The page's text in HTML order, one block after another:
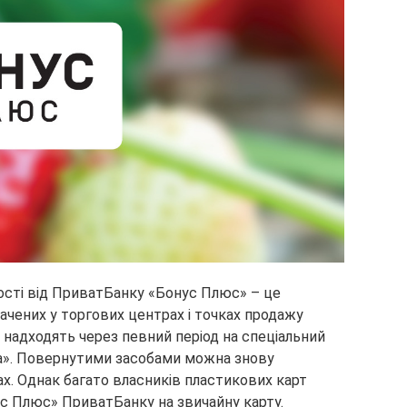
від ПриватБанку «Бонус Плюс» – це
у торгових центрах і точках продажу
через певний період на спеціальний
Повернутими засобами можна знову
Однак багато власників пластикових карт
Плюс» ПриватБанку на звичайну карту.